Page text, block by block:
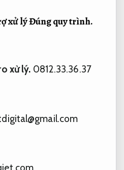
xử lýĐúng quy trình.
xử lý. 0812.33.36.37